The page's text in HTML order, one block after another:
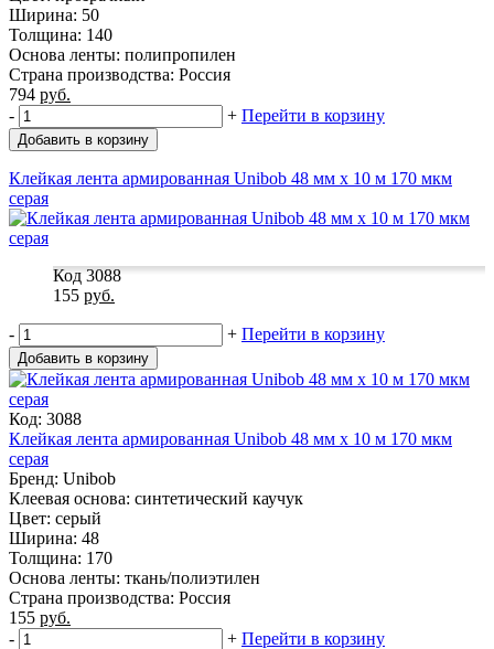
Ширина: 50
Толщина: 140
Основа ленты: полипропилен
Страна производства: Россия
794 руб.
-
+ Перейти в корзину
Добавить в корзину
Клейкая лента армированная Unibob 48 мм х 10 м 170 мкм
серая
Код 3088
155 руб.
- + Перейти в корзину
Добавить в корзину
Код: 3088
Клейкая лента армированная Unibob 48 мм х 10 м 170 мкм
серая
Бренд: Unibob
Клеевая основа: синтетический каучук
Цвет: серый
Ширина: 48
Толщина: 170
Основа ленты: ткань/полиэтилен
Страна производства: Россия
155 руб.
-
+ Перейти в корзину